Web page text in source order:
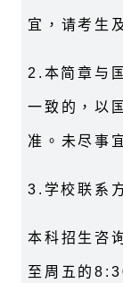
宜，请考生
2.本简章与
一致的，以
准。未尽事
3.学校联系
本科招生咨
至周五的